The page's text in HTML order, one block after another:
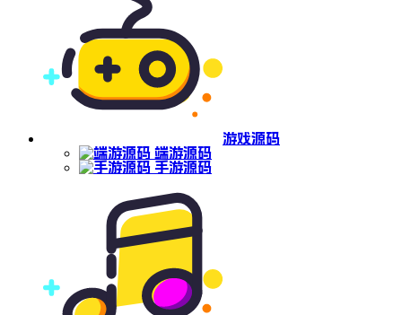
游戏源码
端游源码
手游源码